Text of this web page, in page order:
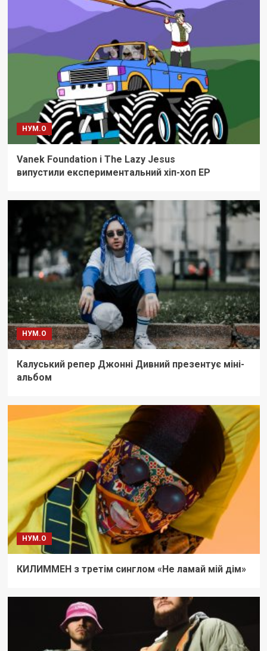
НУМ.О
Vanek Foundation i The Lazy Jesus
випустили експериментальний хіп-хоп ЕР
НУМ.О
Калуський репер Джонні Дивний презентує міні-
альбом
НУМ.О
КИЛИММЕН з третім синглом «Не ламай мій дім»